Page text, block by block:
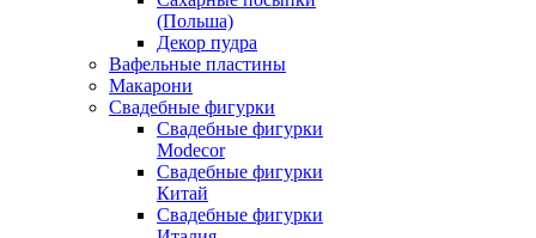
(Польша)
Декор пудра
Вафельные пластины
Макарони
Свадебные фигурки
Свадебные фигурки
Modecor
Свадебные фигурки
Китай
Свадебные фигурки